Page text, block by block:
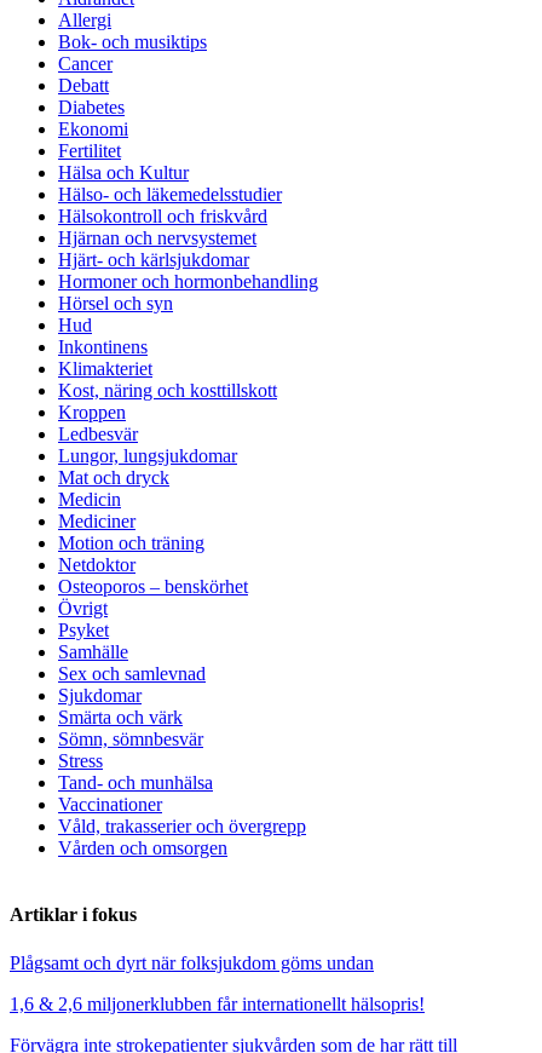
Allergi
Bok- och musiktips
Cancer
Debatt
Diabetes
Ekonomi
Fertilitet
Hälsa och Kultur
Hälso- och läkemedelsstudier
Hälsokontroll och friskvård
Hjärnan och nervsystemet
Hjärt- och kärlsjukdomar
Hormoner och hormonbehandling
Hörsel och syn
Hud
Inkontinens
Klimakteriet
Kost, näring och kosttillskott
Kroppen
Ledbesvär
Lungor, lungsjukdomar
Mat och dryck
Medicin
Mediciner
Motion och träning
Netdoktor
Osteoporos – benskörhet
Övrigt
Psyket
Samhälle
Sex och samlevnad
Sjukdomar
Smärta och värk
Sömn, sömnbesvär
Stress
Tand- och munhälsa
Vaccinationer
Våld, trakasserier och övergrepp
Vården och omsorgen
Artiklar i fokus
Plågsamt och dyrt när folksjukdom göms undan
1,6 & 2,6 miljonerklubben får internationellt hälsopris!
Förvägra inte strokepatienter sjukvården som de har rätt till